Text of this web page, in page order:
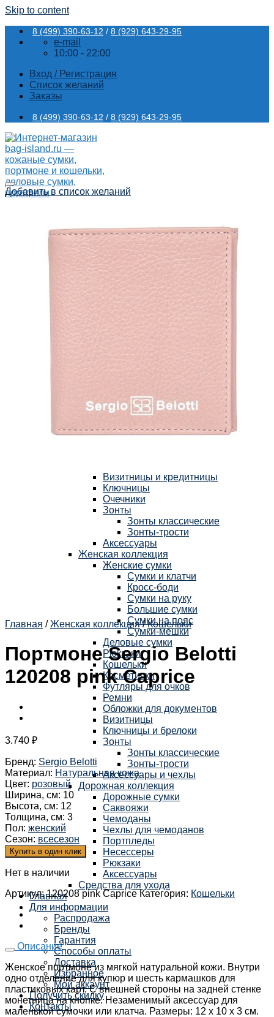
Skip to content
8 (499) 390-63-12 / 8 (929) 643-29-95
e-mail
10:00 - 22:00
Вход / Регистрация
Список желаний
Заказы
8 (499) 390-63-12 / 8 (929) 643-29-95
Каталог
Мужская коллекция
Мужские сумки
Деловые сумки
Сумки через плечо
Сумки-мессенджеры
Сумки на пояс
Кожаные папки
Кошельки
Зажимы для денег
Визитницы и кредитницы
Ключницы
Очечники
Зонты
Зонты классические
Зонты-трости
Аксессуары
Женская коллекция
Женские сумки
Сумки и клатчи
Кросс-боди
Сумки на руку
Большие сумки
Сумки на пояс
Сумки-мешки
Деловые сумки
Рюкзаки
Кошельки
Косметички
Футляры для очков
Ремни
Обложки для документов
Визитницы
Ключницы и брелоки
Зонты
Зонты классические
Зонты-трости
Аксессуары и чехлы
Дорожная коллекция
Дорожные сумки
Саквояжи
Чемоданы
Чехлы для чемоданов
Портпледы
Несессеры
Рюкзаки
Аксессуары
Средства для ухода
Главная
Для информации
Распродажа
Бренды
Гарантия
Способы оплаты
Доставка
Избранное
Мой аккаунт
Получить скидку
Контакты
Добавить в список желаний
Главная / Женская коллекция / Кошельки
Портмоне Sergio Belotti
120208 pink Caprice
3.740 ₽
Бренд: Sergio Belotti
Материал: Натуральная кожа
Цвет: розовый
Ширина, см: 10
Высота, см: 12
Толщина, см: 3
Пол: женский
Сезон: всесезон
Купить в один клик
Нет в наличии
Артикул:120208 pink Caprice Категория: Кошельки
Описание
Женское портмоне из мягкой натуральной кожи. Внутри
одно отделение для купюр и шесть кармашков для
пластиковых карт. С внешней стороны на задней стенке
монетница на кнопке. Незаменимый аксессуар для
маленькой сумочки или клатча. Размеры: 12 х 10 х 3 см.